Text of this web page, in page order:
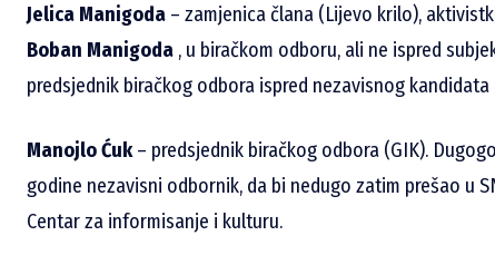
Jelica Manigoda – zamjenica člana (Lijevo krilo),
Boban Manigoda , u biračkom odboru, ali ne ispred
predsjednik biračkog odbora ispred nezavisnog
Manojlo Ćuk– predsjednik biračkog odbora (GIK).
godine nezavisni odbornik, da bi nedugo zatim prešao u
Centar za informisanje i kulturu.